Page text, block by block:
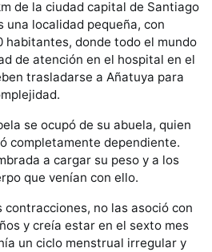
de la ciudad capital de Santiago
una localidad pequeña, con
habitantes, donde todo el mundo
de atención en el hospital en el
trasladarse a Añatuya para
se ocupó de su abuela, quien
completamente dependiente.
a cargar su peso y a los
que venían con ello.
contracciones, no las asoció con
y creía estar en el sexto mes
un ciclo menstrual irregular y